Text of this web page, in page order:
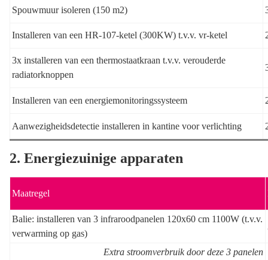
Spouwmuur isoleren (150 m2)
Installeren van een HR-107-ketel (300KW) t.v.v. vr-ketel
3x installeren van een thermostaatkraan t.v.v. verouderde
radiatorknoppen
Installeren van een energiemonitoringssysteem
Aanwezigheidsdetectie installeren in kantine voor verlichting
2. Energiezuinige apparaten
Maatregel
Balie: installeren van 3 infraroodpanelen 120x60 cm 1100W (t.v.v.
verwarming op gas)
Extra stroomverbruik door deze 3 panelen